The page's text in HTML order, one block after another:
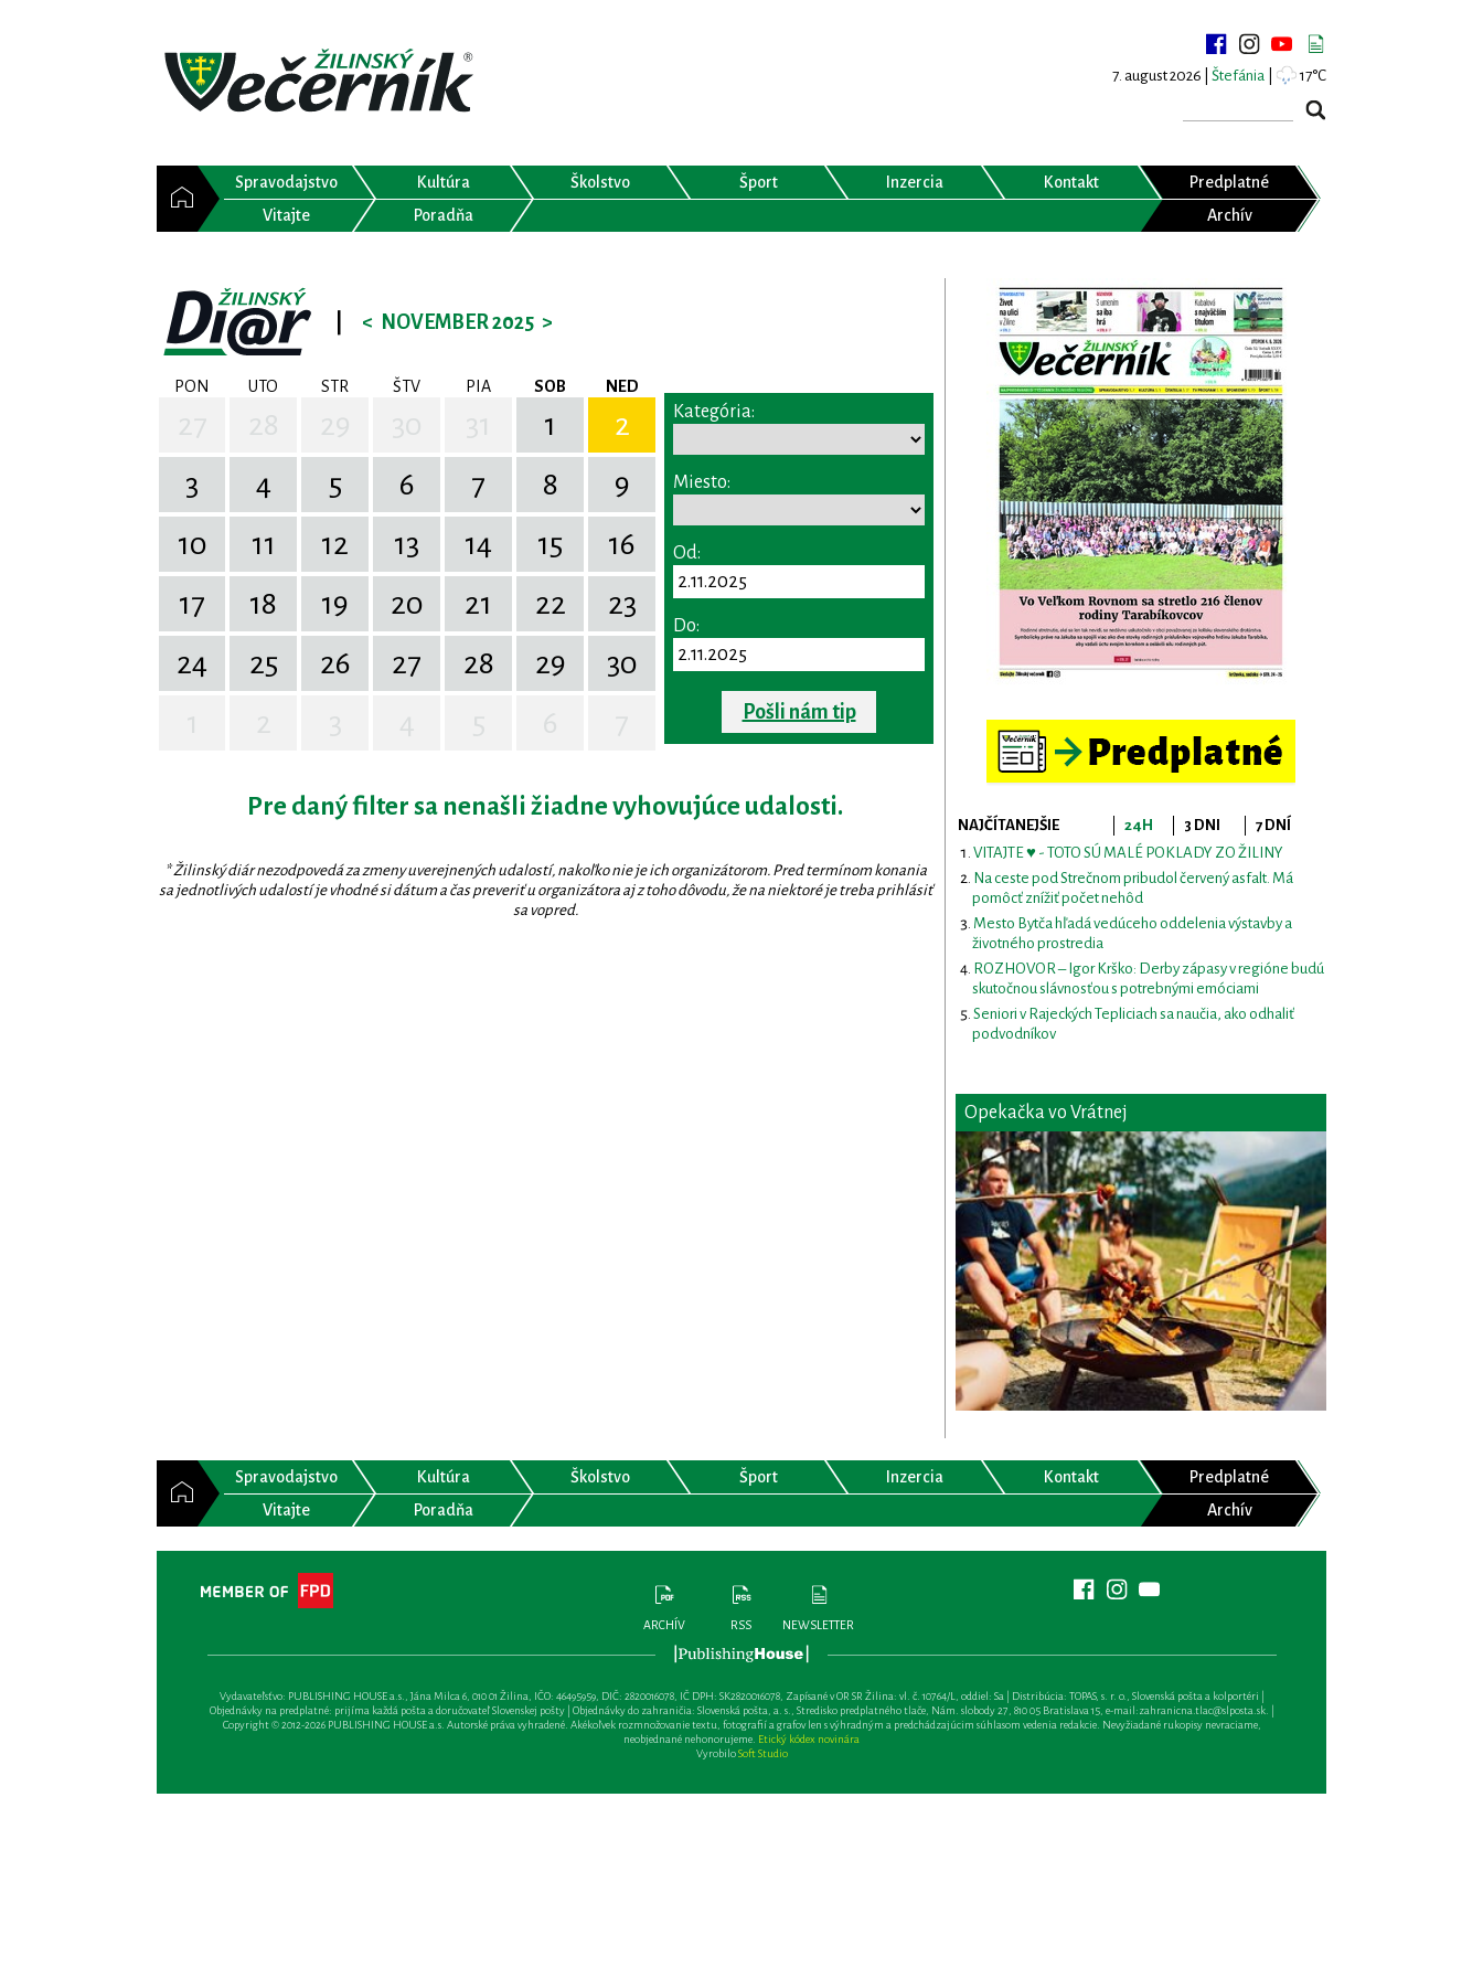
7. august 2026 | Štefánia 17°C
Spravodajstvo Kultúra Školstvo Šport Inzercia Kontakt
Predplatné
Vitajte
Poradňa Archív
< NOVEMBER 2025 >
PON UTO STR ŠTV PIA SOB NED
1
2
3
4 5 6 7 8
9
10
11 12 13 14 15
16
17
18 19 20 21 22
23
24
25 26 27 28 29
30
Kategória:
Miesto:
Od:
Do:
Pošli nám tip
Pre daný filter sa nenašli žiadne vyhovujúce udalosti.
* Žilinský diár nezodpovedá za zmeny uverejnených udalostí, nakoľko nie je ich organizátorom. Pred termínom konania
sa jednotlivých udalostí je vhodné si dátum a čas preveriť u organizátora aj z toho dôvodu, že na niektoré je treba prihlásiť
sa vopred.
NAJČÍTANEJŠIE 24H 3 DNI
7 DNÍ
VITAJTE ♥ - TOTO SÚ MALÉ POKLADY ZO ŽILINY
Na ceste pod Strečnom pribudol červený asfalt. Má
pomôcť znížiť počet nehôd
Mesto Bytča hľadá vedúceho oddelenia výstavby a
životného prostredia
ROZHOVOR – Igor Krško: Derby zápasy v regióne budú
skutočnou slávnosťou s potrebnými emóciami
Seniori v Rajeckých Tepliciach sa naučia, ako odhaliť
podvodníkov
Opekačka vo Vrátnej
Spravodajstvo Kultúra Školstvo Šport Inzercia Kontakt
Predplatné
Vitajte
Poradňa Archív
ARCHÍV RSS NEWSLETTER
Vydavateľsťvo: PUBLISHING HOUSE a.s., Jána Milca 6, 010 01 Žilina, IČO: 46495959, DIČ: 2820016078, IČ DPH: SK2820016078, Zapísané v OR SR Žilina: vl. č. 10764/L, oddiel: Sa | Distribúcia: TOPAS, s. r. o., Slovenská pošta a kolportéri |
Objednávky na predplatné: prijíma každá pošta a doručovateľ Slovenskej pošty | Objednávky do zahraničia: Slovenská pošta, a. s., Stredisko predplatného tlače, Nám. slobody 27, 810 05 Bratislava 15, e-mail:zahranicna.tlac@slposta.sk. |
Copyright © 2012-2026 PUBLISHING HOUSE a.s. Autorské práva vyhradené. Akékoľvek rozmnožovanie textu, fotografií a grafov len s výhradným a predchádzajúcim súhlasom vedenia redakcie. Nevyžiadané rukopisy nevraciame,
neobjednané nehonorujeme. Etický kódex novinára
VyrobiloSoft Studio